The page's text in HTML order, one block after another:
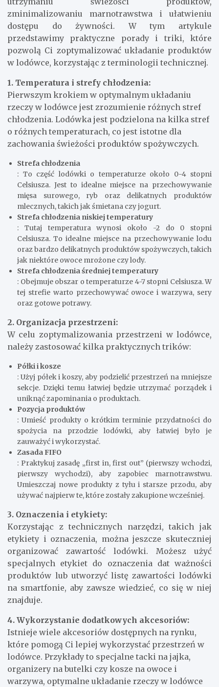
zminimalizowaniu marnotrawstwa i ułatwieniu
dostępu do żywności. W tym artykule
przedstawimy praktyczne porady i triki, które
pozwolą Ci zoptymalizować układanie produktów
w lodówce, korzystając z terminologii technicznej.
1. Temperatura i strefy chłodzenia:
Pierwszym krokiem w optymalnym układaniu
rzeczy w lodówce jest zrozumienie różnych stref
chłodzenia. Lodówka jest podzielona na kilka stref
o różnych temperaturach, co jest istotne dla
zachowania świeżości produktów spożywczych.
Strefa chłodzenia
: To część lodówki o temperaturze około 0-4 stopni
Celsiusza. Jest to idealne miejsce na przechowywanie
mięsa surowego, ryb oraz delikatnych produktów
mlecznych, takich jak śmietana czy jogurt.
Strefa chłodzenia niskiej temperatury
: Tutaj temperatura wynosi około -2 do 0 stopni
Celsiusza. To idealne miejsce na przechowywanie lodu
oraz bardzo delikatnych produktów spożywczych, takich
jak niektóre owoce mrożone czy lody.
Strefa chłodzenia średniej temperatury
: Obejmuje obszar o temperaturze 4-7 stopni Celsiusza. W
tej strefie warto przechowywać owoce i warzywa, sery
oraz gotowe potrawy.
2. Organizacja przestrzeni:
W celu zoptymalizowania przestrzeni w lodówce,
należy zastosować kilka praktycznych trików:
Półki i kosze
: Użyj półek i koszy, aby podzielić przestrzeń na mniejsze
sekcje. Dzięki temu łatwiej będzie utrzymać porządek i
uniknąć zapominania o produktach.
Pozycja produktów
: Umieść produkty o krótkim terminie przydatności do
spożycia na przodzie lodówki, aby łatwiej było je
zauważyć i wykorzystać.
Zasada FIFO
: Praktykuj zasadę „first in, first out” (pierwszy wchodzi,
pierwszy wychodzi), aby zapobiec marnotrawstwu.
Umieszczaj nowe produkty z tyłu i starsze przodu, aby
używać najpierw te, które zostały zakupione wcześniej.
3. Oznaczenia i etykiety:
Korzystając z technicznych narzędzi, takich jak
etykiety i oznaczenia, można jeszcze skuteczniej
organizować zawartość lodówki. Możesz użyć
specjalnych etykiet do oznaczenia dat ważności
produktów lub utworzyć listę zawartości lodówki
na smartfonie, aby zawsze wiedzieć, co się w niej
znajduje.
4. Wykorzystanie dodatkowych akcesoriów:
Istnieje wiele akcesoriów dostępnych na rynku,
które pomogą Ci lepiej wykorzystać przestrzeń w
lodówce. Przykłady to specjalne tacki na jajka,
organizery na butelki czy kosze na owoce i
warzywa, optymalne układanie rzeczy w lodówce